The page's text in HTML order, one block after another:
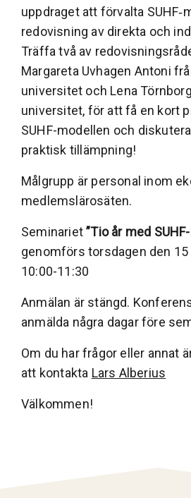
uppdraget att förvalta
redovisning av direkta och
Träffa två av
Margareta Uvhagen Antoni
universitet och Lena
universitet, för att få en kort
SUHF-modellen och
praktisk tillämpning!
Målgrupp är personal inom
medlemslärosäten.
Seminariet”Tio år med
genomförs torsdagen den 15
10:00-11:30
Anmälan är stängd.
anmälda några dagar före
Om du har frågor eller annat
att kontakta Lars Alberius
Välkommen!